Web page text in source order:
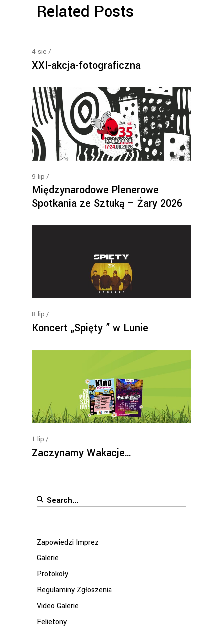
Related Posts
4 sie
XXI-akcja-fotograficzna
9 lip
Międzynarodowe Plenerowe
Spotkania ze Sztuką – Żary 2026
8 lip
Koncert „Spięty ” w Lunie
1 lip
Zaczynamy Wakacje…
Search
Zapowiedzi Imprez
Galerie
Protokoły
Regulaminy Zgłoszenia
Video Galerie
Felietony